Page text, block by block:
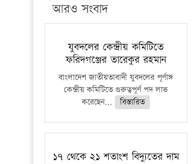
আরও সংবাদ
যুবদলের কেন্দ্রীয় কমিটিতে
ফরিদগঞ্জের তারেকুর রহমান
বাংলাদেশ জাতীয়তাবাদী যুবদলের পূর্ণাঙ্গ
কেন্দ্রীয় কমিটিতে গুরুত্বপূর্ণ পদ লাভ
করেছেন...
বিস্তারিত
১৭ থেকে ২১ শতাংশ বিদ্যুতের দাম